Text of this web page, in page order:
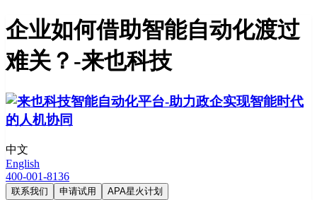
企业如何借助智能自动化渡过
难关？-来也科技
中文
English
400-001-8136
联系我们 申请试用 APA星火计划